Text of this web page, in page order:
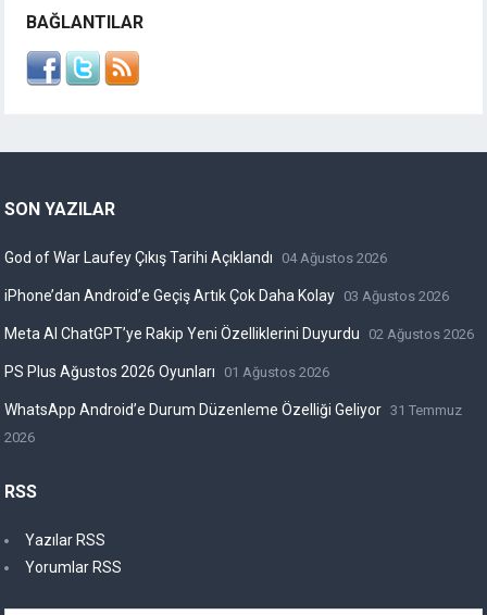
BAĞLANTILAR
SON YAZILAR
God of War Laufey Çıkış Tarihi Açıklandı 04 Ağustos 2026
iPhone’dan Android’e Geçiş Artık Çok Daha Kolay 03 Ağustos 2026
Meta AI ChatGPT’ye Rakip Yeni Özelliklerini Duyurdu 02 Ağustos 2026
PS Plus Ağustos 2026 Oyunları 01 Ağustos 2026
WhatsApp Android’e Durum Düzenleme Özelliği Geliyor 31 Temmuz
2026
RSS
Yazılar RSS
Yorumlar RSS